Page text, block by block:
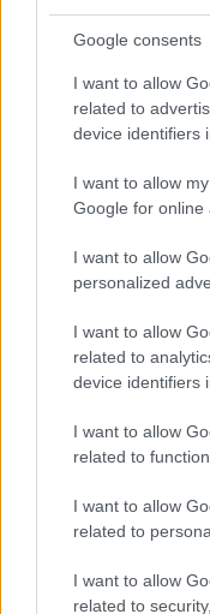
Google consents
I want to allow
related to
device identifiers
I want to allow
Google for online
I want to allow
personalized
I want to allow
related to
device identifiers
I want to allow
related to
I want to allow
related to
I want to allow
related to
nagyot, mert a
hogy a mezőny
szerint nemcsak a
morál is komoly
„2022-ben
a csapat és a
Mindenki nagyon
ezért olyan légkör
véget kell érnie,
korábbra